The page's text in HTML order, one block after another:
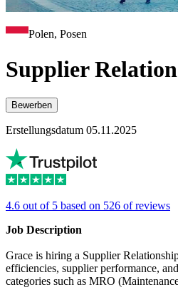
Polen, Posen
Supplier
Bewerben
Erstellungsdatum 05.11.2025
4.6 out of 5 based on 526 of reviews
Job Description
Grace is hiring a Supplier
efficiencies, supplier performance,
categories such as MRO